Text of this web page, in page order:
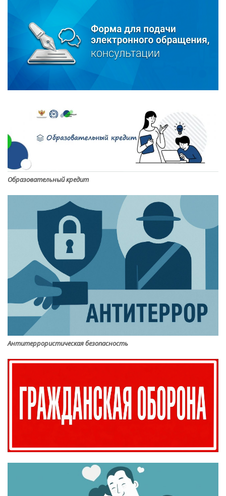
Образовательный кредит
Антитеррористическая безопасность